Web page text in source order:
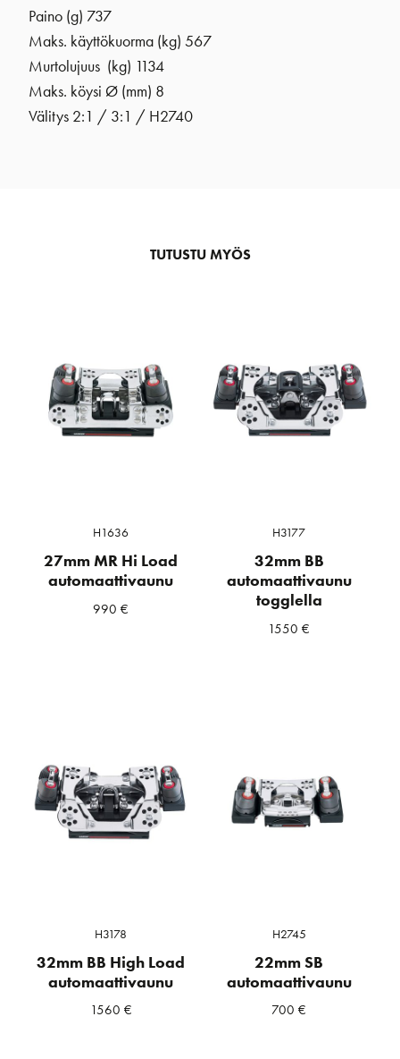
Paino (g) 737
Maks. käyttökuorma (kg) 567
Murtolujuus (kg) 1134
Maks. köysi Ø (mm) 8
Välitys 2:1 / 3:1 / H2740
TUTUSTU MYÖS
H1636
27mm MR Hi Load
automaattivaunu
990€
H3177
32mm BB
automaattivaunu
togglella
1550€
H3178
32mm BB High Load
automaattivaunu
1560 €
H2745
22mm SB
automaattivaunu
700€